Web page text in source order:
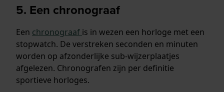
5. Een chronograaf
Een chronograaf is in wezen een horloge met een
stopwatch. De verstreken seconden en minuten
worden op afzonderlijke sub-wijzerplaatjes
afgelezen. Chronografen zijn per definitie
sportieve horloges.